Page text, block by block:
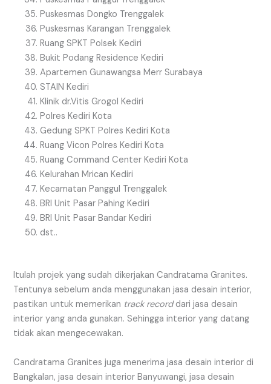
Puskesmas Dongko Trenggalek
Puskesmas Karangan Trenggalek
Ruang SPKT Polsek Kediri
Bukit Podang Residence Kediri
Apartemen Gunawangsa Merr Surabaya
STAIN Kediri
Klinik dr.Vitis Grogol Kediri
Polres Kediri Kota
Gedung SPKT Polres Kediri Kota
Ruang Vicon Polres Kediri Kota
Ruang Command Center Kediri Kota
Kelurahan Mrican Kediri
Kecamatan Panggul Trenggalek
BRI Unit Pasar Pahing Kediri
BRI Unit Pasar Bandar Kediri
dst..
Itulah projek yang sudah dikerjakan Candratama Granites.
Tentunya sebelum anda menggunakan jasa desain interior,
pastikan untuk memerikan track recorddari jasa desain
interior yang anda gunakan. Sehingga interior yang datang
tidak akan mengecewakan.
Candratama Granites juga menerima jasa desain interior di
Bangkalan, jasa desain interior Banyuwangi, jasa desain